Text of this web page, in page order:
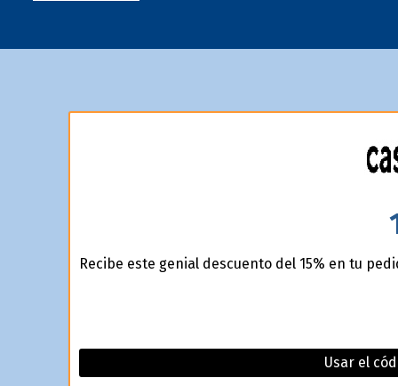
Recibe este genial descuento del 15% en tu
Usar el